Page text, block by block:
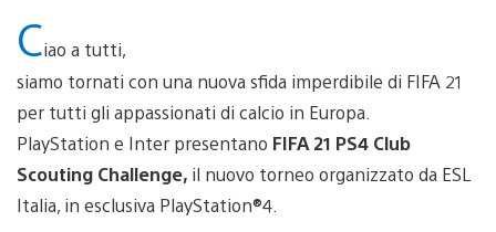
Ciao a tutti,
siamo tornati con una nuova sfida imperdibile di FIFA 21
per tutti gli appassionati di calcio in Europa.
PlayStation e Inter presentano FIFA 21 PS4 Club
Scouting Challenge, il nuovo torneo organizzato da ESL
Italia, in esclusiva PlayStation®4.